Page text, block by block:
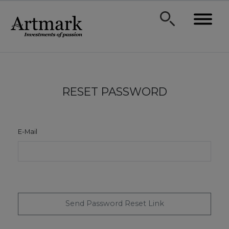
RESET PASSWORD
E-Mail
Send Password Reset Link